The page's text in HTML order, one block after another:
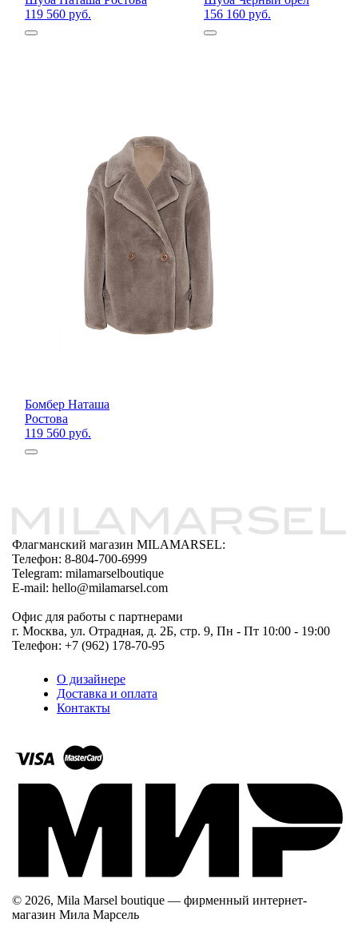
119 560 руб.
156 160 руб.
Бомбер Наташа
Ростова
119 560 руб.
Флагманский магазин MILAMARSEL:
Телефон: 8-804-700-6999
Telegram: milamarselboutique
E-mail: hello@milamarsel.com
Офис для работы с партнерами
г. Москва, ул. Отрадная, д. 2Б, стр. 9, Пн - Пт 10:00 - 19:00
Телефон: +7 (962) 178-70-95
О дизайнере
Доставка и оплата
Контакты
© 2026, Mila Marsel boutique — фирменный интернет-
магазин Мила Марсель